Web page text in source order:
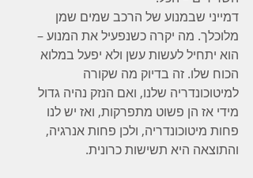
דמייני שבמנוע של הרכב שמים שמן
מלוכלך. מה יקרה כשנפעיל את המנוע –
הוא יתחיל לעשות עשן ולא יפעל במלוא
הכוח שלו. זה בדיוק מה שקורה
למיטוכונדריה שלנו, ואם הנזק נהיה גדול
מידי אז הן פשוט מתפרקות, ואז יש לנו
פחות מיטוכונדריה, ולכן פחות אנרגיה,
והתוצאה היא תשישות כרונית.